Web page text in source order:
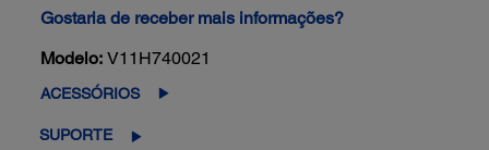
Gostaria de receber mais informações?
Modelo: V11H740021
ACESSÓRIOS
SUPORTE